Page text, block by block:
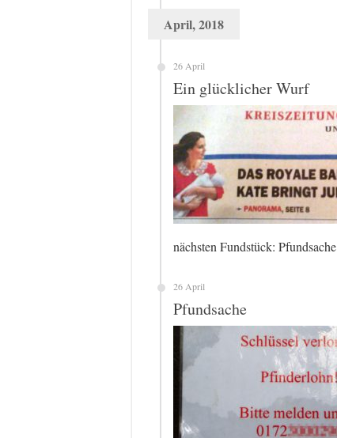
April, 2018
26 April
Ein glücklicher Wurf
nächsten Fundstück: Pfundsache
26 April
Pfundsache